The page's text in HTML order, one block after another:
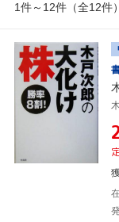
1件～12件（全12件）